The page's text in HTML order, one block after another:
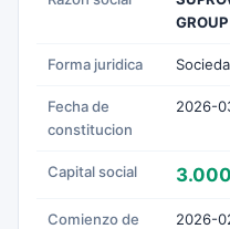
Forma juridica
Fecha de
constitucion
2026-
Capital social
Comienzo de
2026-